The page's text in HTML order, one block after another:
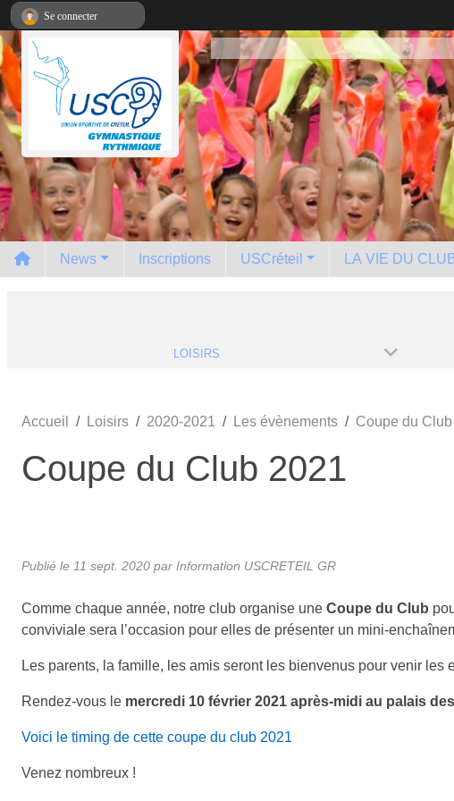
News Inscriptions USCréteil LA VIE DU
LOISIRS
Accueil Loisirs 2020-2021 Les évènements Coupe du
Coupe du Club 2021
Publié le 11 sept. 2020 par Information USCRETEIL GR
Comme chaque année, notre club organise une Coupe du Club
conviviale sera l’occasion pour elles de présenter un mini-
Les parents, la famille, les amis seront les bienvenus pour venir les
Rendez-vous le mercredi 10 février 2021 après-midi au palais
Voici le timing de cette coupe du club 2021
Venez nombreux !
Se connecter
Panneau de gestion des cookies